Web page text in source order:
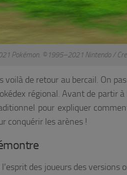
Pokémon. ©1995–2021 Nintendo /
de retour au bercail. On
régional. Avant de partir
pour expliquer
conquérir les arènes !
des joueurs des versions